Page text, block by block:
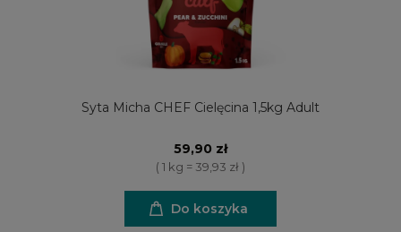
Syta Micha CHEF Cielęcina 1,5kg Adult
59,90 zł
( 1 kg = 39,93 zł )
Do koszyka